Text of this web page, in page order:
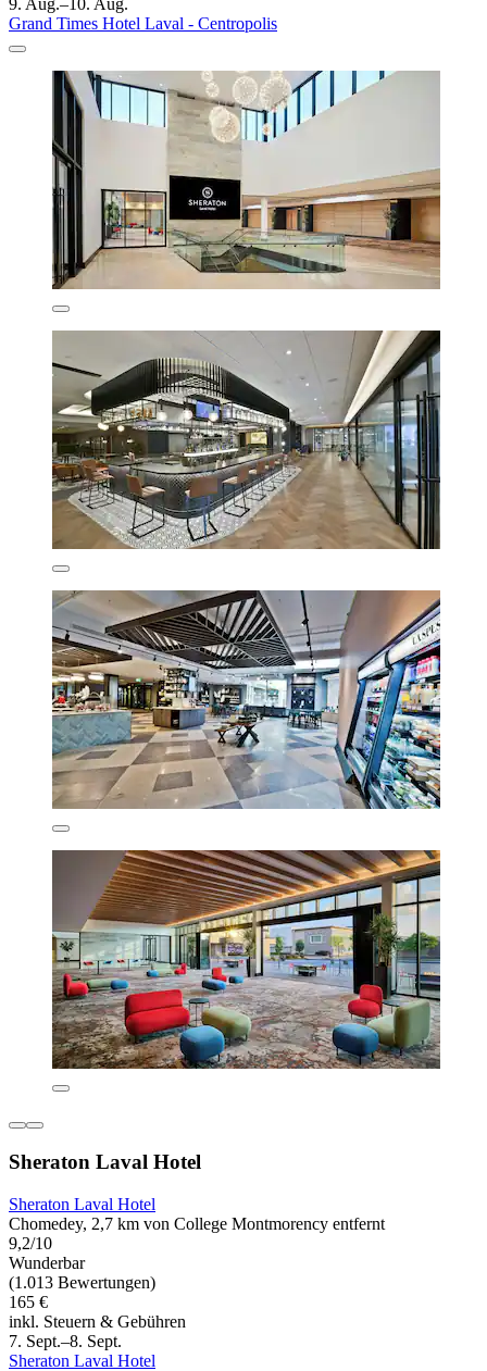
9. Aug.–10. Aug.
Grand Times Hotel Laval - Centropolis
Sheraton Laval Hotel
Sheraton Laval Hotel
Chomedey, 2,7 km von College Montmorency entfernt
9,2/10
Wunderbar
(1.013 Bewertungen)
165 €
inkl. Steuern & Gebühren
7. Sept.–8. Sept.
Sheraton Laval Hotel